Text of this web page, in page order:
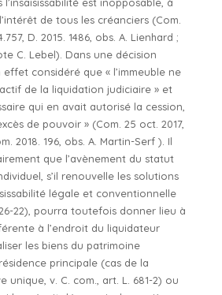
de tous les créanciers (Com.
D. 2015. 1486, obs. A. Lienhard ;
C. Lebel). Dans une décision
considéré que « l’immeuble ne
de la liquidation judiciaire » et
qui en avait autorisé la cession,
de pouvoir » (Com. 25 oct. 2017,
2018. 196, obs. A. Martin-Serf ). Il
que l’avènement du statut
s’il renouvelle les solutions
légale et conventionnelle
22), pourra toutefois donner lieu à
à l’endroit du liquidateur
les biens du patrimoine
principale (cas de la
unique, v. C. com., art. L. 681-2) ou